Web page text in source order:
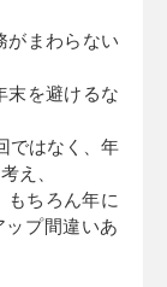
がまわらない
末を避けるな
ではなく、年
え、
もちろん年に
プ間違いあ